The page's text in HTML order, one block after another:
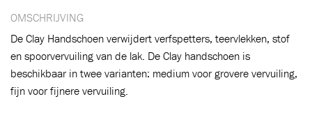
OMSCHRIJVING
De Clay Handschoen verwijdert verfspetters, teervlekken, stof
en spoorvervuiling van de lak. De Clay handschoen is
beschikbaar in twee varianten: medium voor grovere vervuiling,
fijn voor fijnere vervuiling.